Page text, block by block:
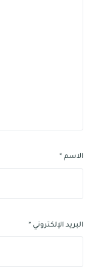
الاسم *
البريد الإلكتروني*